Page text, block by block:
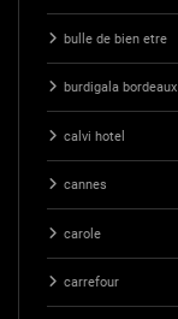
bulle de bien etre
burdigala bordeaux
calvi hotel
cannes
carole
carrefour